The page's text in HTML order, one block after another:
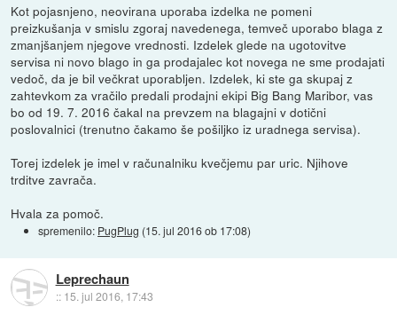
Kot pojasnjeno, neovirana uporaba izdelka ne pomeni
preizkušanja v smislu zgoraj navedenega, temveč uporabo blaga z
zmanjšanjem njegove vrednosti. Izdelek glede na ugotovitve
servisa ni novo blago in ga prodajalec kot novega ne sme prodajati
vedoč, da je bil večkrat uporabljen. Izdelek, ki ste ga skupaj z
zahtevkom za vračilo predali prodajni ekipi Big Bang Maribor, vas
bo od 19. 7. 2016 čakal na prevzem na blagajni v dotični
poslovalnici (trenutno čakamo še pošiljko iz uradnega servisa).
Torej izdelek je imel v računalniku kvečjemu par uric. Njihove
trditve zavrača.
Hvala za pomoč.
spremenilo: PugPlug (15. jul 2016 ob 17:08)
Leprechaun
:: 15. jul 2016, 17:43